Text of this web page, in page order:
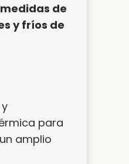
de
y fríos de
para
amplio